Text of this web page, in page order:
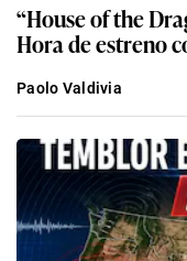
“House of the
Hora de estreno
Paolo Valdivia